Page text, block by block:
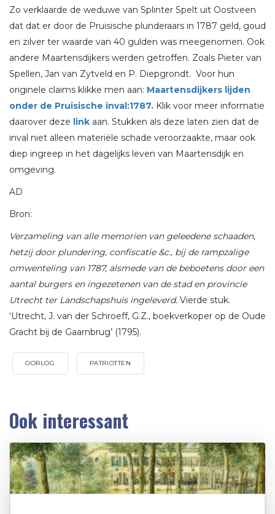
Zo verklaarde de weduwe van Splinter Spelt uit Oostveen
dat dat er door de Pruisische plunderaars in 1787 geld, goud
en zilver ter waarde van 40 gulden was meegenomen. Ook
andere Maartensdijkers werden getroffen. Zoals Pieter van
Spellen, Jan van Zytveld en P. Diepgrondt. Voor hun
originele claims klikke men aan: Maartensdijkers lijden
onder de Pruisische inval:1787. Klik voor meer informatie
daarover deze link aan. Stukken als deze laten zien dat de
inval niet alleen materiële schade veroorzaakte, maar ook
diep ingreep in het dagelijks leven van Maartensdijk en
omgeving.
AD
Bron:
Verzameling van alle memorien van geleedene schaaden,
hetzij door plundering, confiscatie &c., bij de rampzalige
omwenteling van 1787, alsmede van de beboetens door een
aantal burgers en ingezetenen van de stad en provincie
Utrecht ter Landschapshuis ingeleverd. Vierde stuk.
‘Utrecht, J. van der Schroeff, G.Z., boekverkoper op de Oude
Gracht bij de Gaarnbrug’ (1795).
OORLOG PATRIOTTEN
Ook interessant